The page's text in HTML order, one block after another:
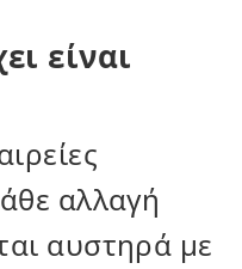
είναι
αλλαγή
αυστηρά με